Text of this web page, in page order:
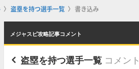
盗塁を持つ選手一覧 書き込み
メジャスピ攻略記事コメント
盗塁を持つ選手一覧 コメント